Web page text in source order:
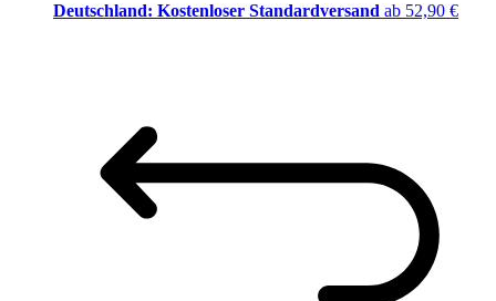
Deutschland: Kostenloser Standardversand ab 52,90 €